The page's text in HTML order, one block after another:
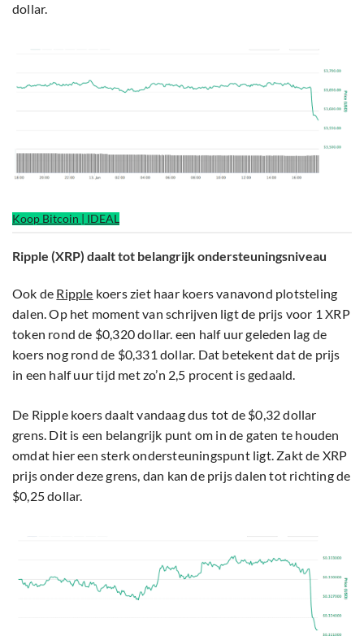
dollar.
Koop Bitcoin | IDEAL
Ripple (XRP) daalt tot belangrijk ondersteuningsniveau
Ook de Ripple koers ziet haar koers vanavond plotsteling
dalen. Op het moment van schrijven ligt de prijs voor 1 XRP
token rond de $0,320 dollar. een half uur geleden lag de
koers nog rond de $0,331 dollar. Dat betekent dat de prijs
in een half uur tijd met zo’n 2,5 procent is gedaald.
De Ripple koers daalt vandaag dus tot de $0,32 dollar
grens. Dit is een belangrijk punt om in de gaten te houden
omdat hier een sterk ondersteuningspunt ligt. Zakt de XRP
prijs onder deze grens, dan kan de prijs dalen tot richting de
$0,25 dollar.